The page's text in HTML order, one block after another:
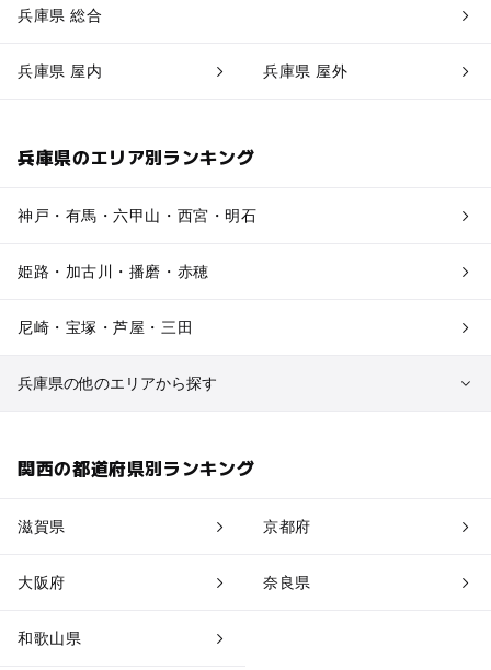
兵庫県 総合
兵庫県 屋内 兵庫県 屋外
兵庫県のエリア別ランキング
神戸・有馬・六甲山・西宮・明石
姫路・加古川・播磨・赤穂
尼崎・宝塚・芦屋・三田
兵庫県の他のエリアから探す
関西の都道府県別ランキング
滋賀県 京都府
大阪府 奈良県
和歌山県